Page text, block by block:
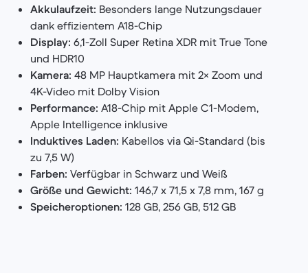
Akkulaufzeit: Besonders lange Nutzungsdauer
dank effizientem A18-Chip
Display: 6,1-Zoll Super Retina XDR mit True Tone
und HDR10
Kamera: 48 MP Hauptkamera mit 2× Zoom und
4K-Video mit Dolby Vision
Performance: A18-Chip mit Apple C1-Modem,
Apple Intelligence inklusive
Induktives Laden: Kabellos via Qi-Standard (bis
zu 7,5 W)
Farben: Verfügbar in Schwarz und Weiß
Größe und Gewicht: 146,7 x 71,5 x 7,8 mm, 167 g
Speicheroptionen: 128 GB, 256 GB, 512 GB